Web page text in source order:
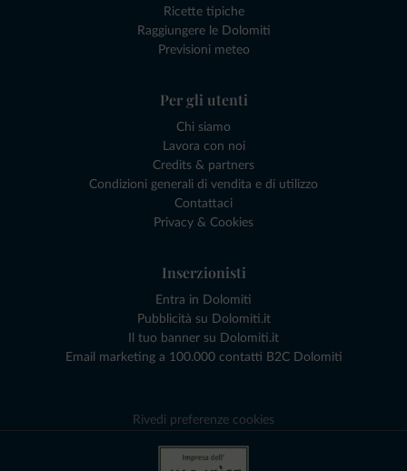
Ricette tipiche
Raggiungere le Dolomiti
Previsioni meteo
Per gli utenti
Chi siamo
Lavora con noi
Credits & partners
Condizioni generali di vendita e di utilizzo
Contattaci
Privacy & Cookies
Inserzionisti
Entra in Dolomiti
Pubblicità su Dolomiti.it
Il tuo banner su Dolomiti.it
Email marketing a 100.000 contatti B2C Dolomiti
Rivedi preferenze cookies